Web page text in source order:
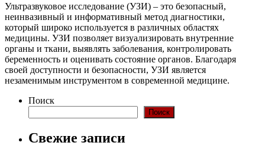
Ультразвуковое исследование (УЗИ) – это безопасный,
неинвазивный и информативный метод диагностики,
который широко используется в различных областях
медицины. УЗИ позволяет визуализировать внутренние
органы и ткани, выявлять заболевания, контролировать
беременность и оценивать состояние органов. Благодаря
своей доступности и безопасности, УЗИ является
незаменимым инструментом в современной медицине.
Поиск
Поиск
Свежие записи